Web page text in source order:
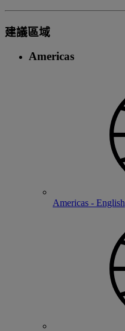
建議區域
Americas
Americas - English